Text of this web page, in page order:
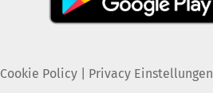
Cookie Policy| Privacy Einstellungen